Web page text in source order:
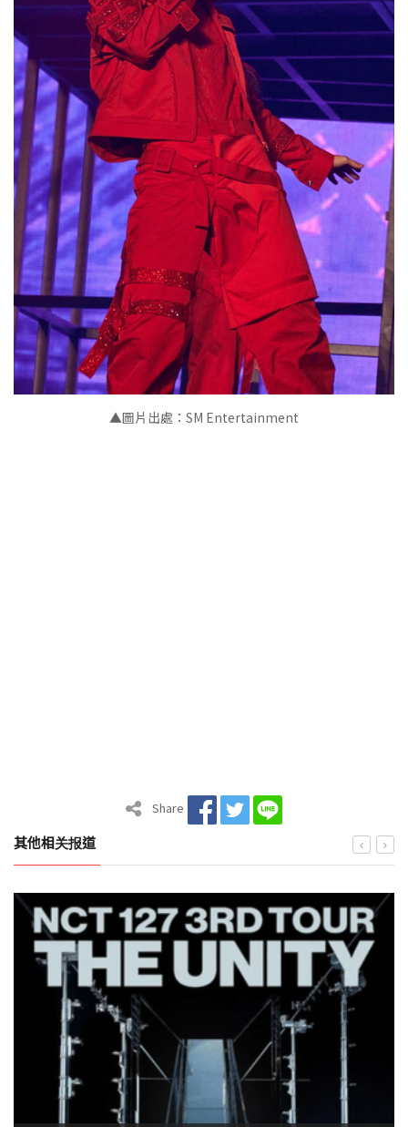
▲圖片出處：SM Entertainment
Share
其他相关报道